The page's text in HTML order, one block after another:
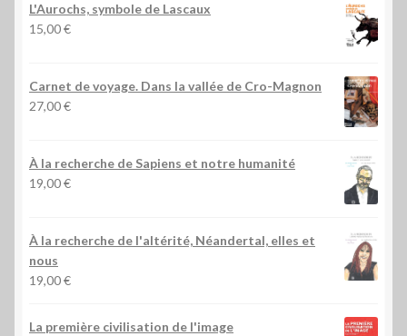
L'Aurochs, symbole de Lascaux
15,00€
Carnet de voyage. Dans la vallée de Cro-Magnon
27,00€
À la recherche de Sapiens et notre humanité
19,00€
À la recherche de l'altérité, Néandertal, elles et
nous
19,00€
La première civilisation de l'image